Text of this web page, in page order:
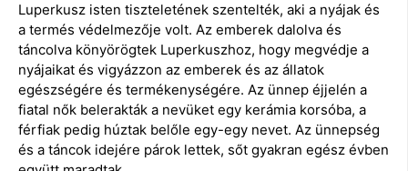
Luperkusz isten tiszteletének szentelték, aki a nyájak és
a termés védelmezője volt. Az emberek dalolva és
táncolva könyörögtek Luperkuszhoz, hogy megvédje a
nyájaikat és vigyázzon az emberek és az állatok
egészségére és termékenységére. Az ünnep éjjelén a
fiatal nők belerakták a nevüket egy kerámia korsóba, a
férfiak pedig húztak belőle egy-egy nevet. Az ünnepség
és a táncok idejére párok lettek, sőt gyakran egész évben